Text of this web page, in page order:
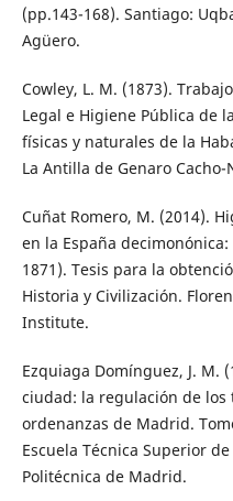
(pp.143-168). Santiago:
Agüero.
Cowley, L. M. (1873).
Legal e Higiene Pública de
físicas y naturales de la
La Antilla de Genaro Cacho-
Cuñat Romero, M. (2014).
en la España
1871). Tesis para la
Historia y Civilización.
Institute.
Ezquiaga Domínguez, J. M.
ciudad: la regulación de
ordenanzas de Madrid.
Escuela Técnica Superior
Politécnica de Madrid.